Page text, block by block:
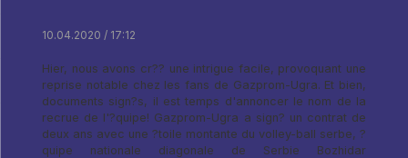
10.04.2020 / 17:12
Hier, nous avons cr?? une intrigue facile, provoquant une
reprise notable chez les fans de Gazprom-Ugra. Et bien,
documents sign?s, il est temps d'annoncer le nom de la
recrue de l'?quipe! Gazprom-Ugra a sign? un contrat de
deux ans avec une ?toile montante du volley-ball serbe, ?
quipe nationale diagonale de Serbie Bozhidar